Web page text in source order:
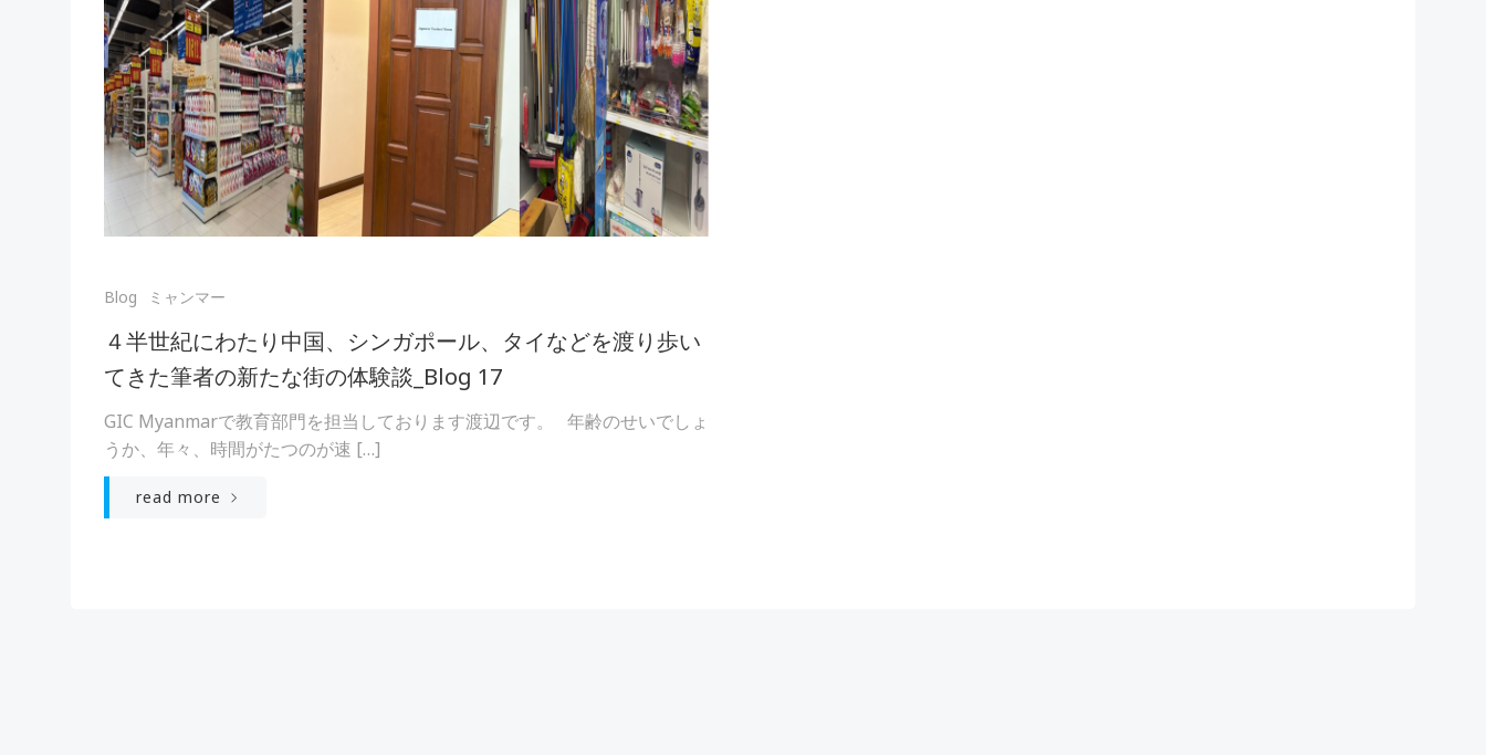
Blog ミャンマー
４半世紀にわたり中国、シンガポール、タイなどを渡り歩い
てきた筆者の新たな街の体験談_Blog 17
GIC Myanmarで教育部門を担当しております渡辺です。 年齢のせいでしょ
うか、年々、時間がたつのが速 […]
read more